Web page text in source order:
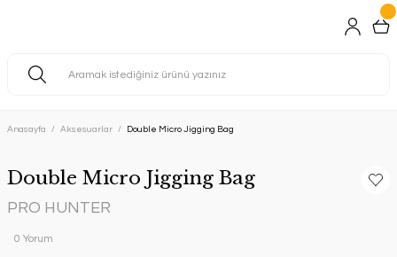
Anasayfa Aksesuarlar Double Micro Jigging Bag
Double Micro Jigging Bag
PRO HUNTER
0 Yorum